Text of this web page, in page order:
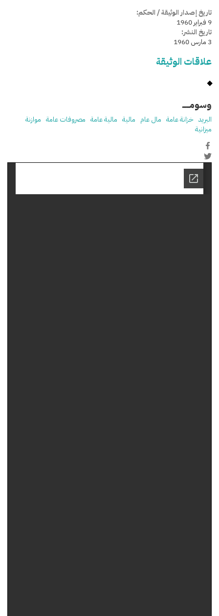
تاريخ إصدار الوثيقة / الحكم:
9 فبراير 1960
تاريخ النشر:
3 مارس 1960
علاقات الوثيقة
وسومـــــ
البريد خزانة عامة مال عام مالية مالية عامة مصروفات عامة موازنة
ميزانية